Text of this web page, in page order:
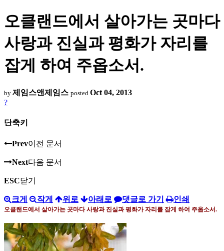
오클랜드에서 살아가는 곳마다
사랑과 진실과 평화가 자리를
잡게 하여 주옵소서.
by 제임스앤제임스 posted Oct 04, 2013
?
단축키
Prev이전 문서
Next다음 문서
ESC닫기
크게 작게 위로 아래로 댓글로 가기 인쇄
오클랜드에서 살아가는 곳마다 사랑과 진실과 평화가 자리를 잡게 하여 주옵소서.